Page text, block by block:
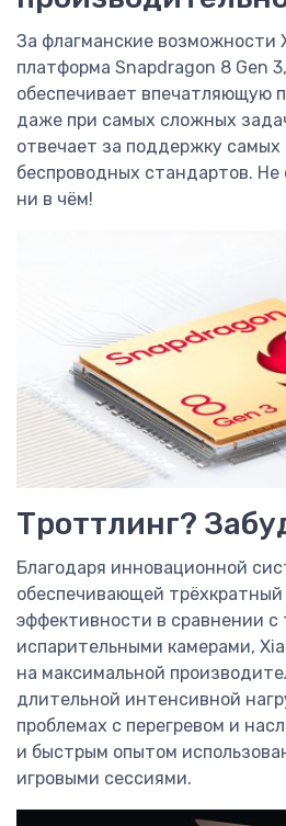
За флагманские возможности
платформа Snapdragon 8 Gen
обеспечивает впечатляющую
даже при самых сложных
отвечает за поддержку самых
беспроводных стандартов. Не
ни в чём!
Троттлинг?
Благодаря инновационной
обеспечивающей трёхкратный
эффективности в сравнении
испарительными камерами,
на максимальной
длительной интенсивной
проблемах с перегревом и
и быстрым опытом
игровыми сессиями.